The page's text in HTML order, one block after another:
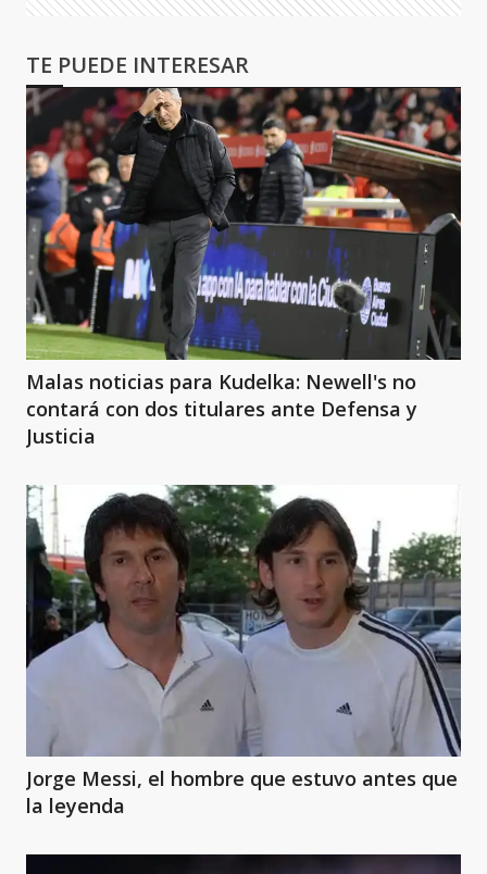
TE PUEDE INTERESAR
Malas noticias para Kudelka: Newell's no
contará con dos titulares ante Defensa y
Justicia
Jorge Messi, el hombre que estuvo antes que
la leyenda